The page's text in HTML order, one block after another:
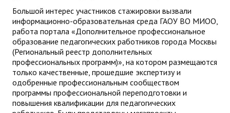
Большой интерес участников стажировки вызвали
информационно-образовательная среда ГАОУ ВО МИОО,
работа портала «Дополнительное профессиональное
образование педагогических работников города Москвы
(Региональный реестр дополнительных
профессиональных программ)», на котором размещаются
только качественные, прошедшие экспертизу и
одобренные профессиональным сообществом
программы профессиональной переподготовки и
повышения квалификации для педагогических